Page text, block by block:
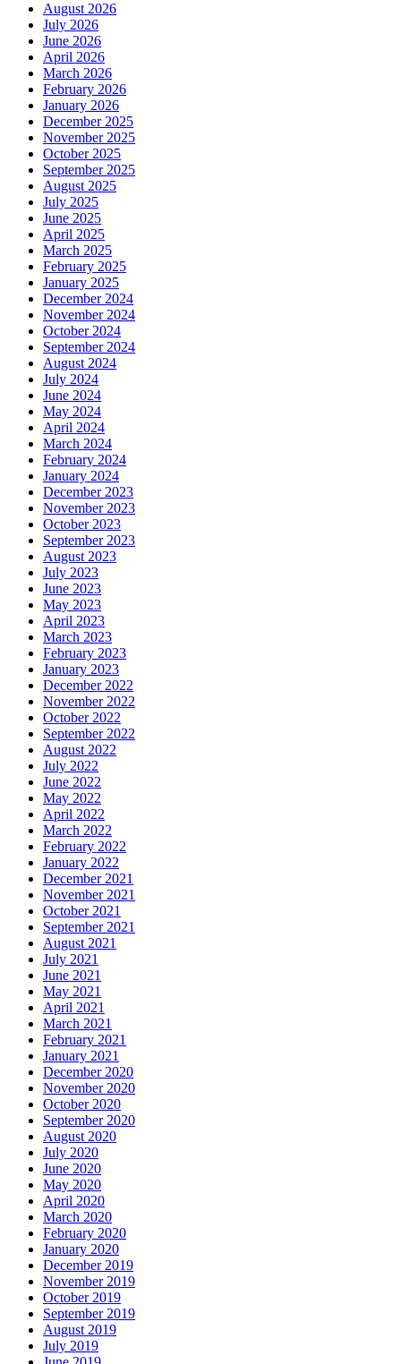
August 2026
July 2026
June 2026
April 2026
March 2026
February 2026
January 2026
December 2025
November 2025
October 2025
September 2025
August 2025
July 2025
June 2025
April 2025
March 2025
February 2025
January 2025
December 2024
November 2024
October 2024
September 2024
August 2024
July 2024
June 2024
May 2024
April 2024
March 2024
February 2024
January 2024
December 2023
November 2023
October 2023
September 2023
August 2023
July 2023
June 2023
May 2023
April 2023
March 2023
February 2023
January 2023
December 2022
November 2022
October 2022
September 2022
August 2022
July 2022
June 2022
May 2022
April 2022
March 2022
February 2022
January 2022
December 2021
November 2021
October 2021
September 2021
August 2021
July 2021
June 2021
May 2021
April 2021
March 2021
February 2021
January 2021
December 2020
November 2020
October 2020
September 2020
August 2020
July 2020
June 2020
May 2020
April 2020
March 2020
February 2020
January 2020
December 2019
November 2019
October 2019
September 2019
August 2019
July 2019